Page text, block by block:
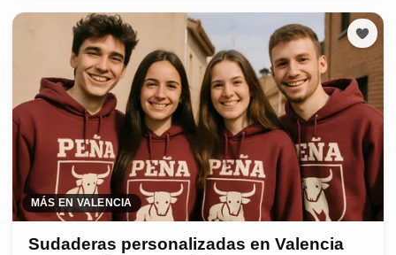
MÁS EN VALENCIA
Sudaderas personalizadas en Valencia